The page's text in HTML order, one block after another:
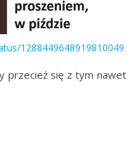
1288449648919810049
przecież się z tym nawet